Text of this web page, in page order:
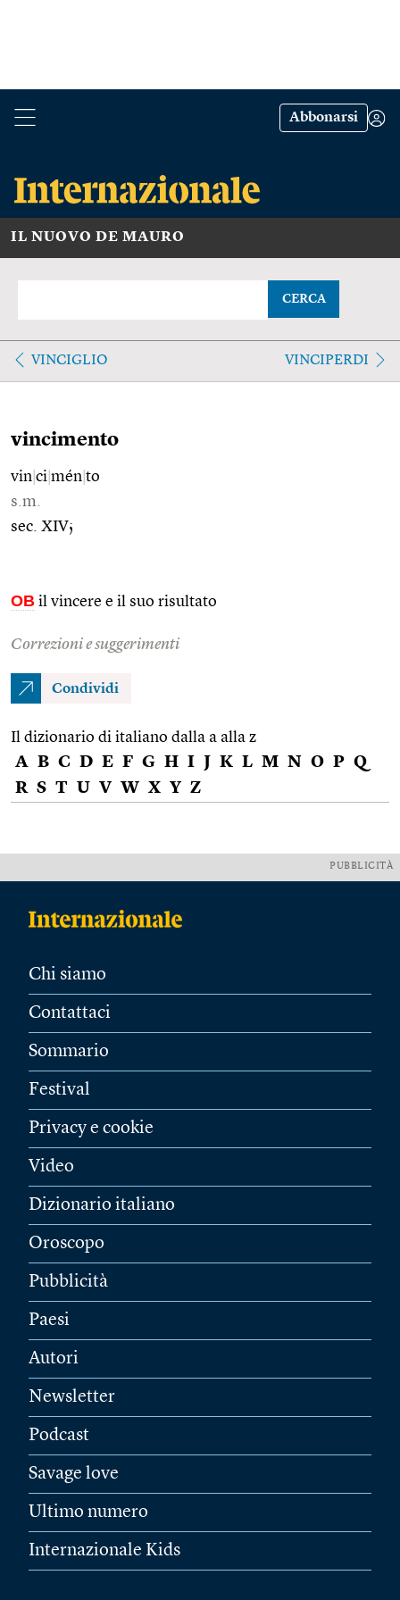
Abbonarsi
IL NUOVO DE MAURO
CERCA
VINCIGLIO VINCIPERDI
vincimento
vin ci mén to
s.m.
sec. XIV;
OB il vincere e il suo risultato
Correzioni e suggerimenti
Condividi
Il dizionario di italiano dalla a alla z
A B C D E F G H I J K L M N O P Q
R S T U V W X Y Z
PUBBLICITÀ
Chi siamo
Contattaci
Sommario
Festival
Privacy e cookie
Video
Dizionario italiano
Oroscopo
Pubblicità
Paesi
Autori
Newsletter
Podcast
Savage love
Ultimo numero
Internazionale Kids